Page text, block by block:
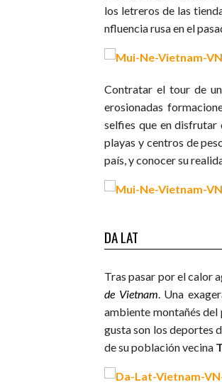
los letreros de las
nfluencia rusa en el
Contratar el tour de
erosionadas
selfies que en disfrutar
playas y centros de
país, y conocer su
DA LAT
Tras pasar por el calor
de Vietnam. Una
ambiente montañés del
gusta son los deportes
de su población vecina